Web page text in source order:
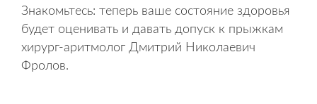
Знакомьтесь: теперь ваше состояние здоровья
будет оценивать и давать допуск к прыжкам
хирург-аритмолог Дмитрий Николаевич
Фролов.